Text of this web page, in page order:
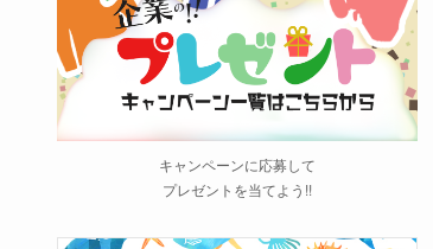
キャンペーンに応募して
プレゼントを当てよう!!